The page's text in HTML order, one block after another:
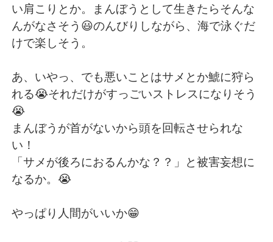
Português
い肩こりとか。まんぼうとして生きたらそんな
んがなさそう😃のんびりしながら、海で泳ぐだ
けで楽しそう。
あ、いやっ、でも悪いことはサメとか鯱に狩ら
れる😭それだけがすっごいストレスになりそう
😭
まんぼうが首がないから頭を回転させられな
い！
「サメが後ろにおるんかな？？」と被害妄想に
なるか。😭
やっぱり人間がいいか😁